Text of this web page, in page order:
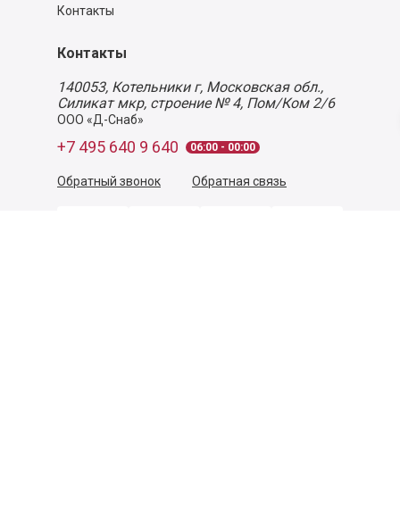
Контакты
Контакты
140053, Котельники г, Московская обл.,
Силикат мкр, строение № 4, Пом/Ком 2/6
ООО «Д-Снаб»
+7 495 640 9 640 06:00 - 00:00
Обратный звонок Обратная связь